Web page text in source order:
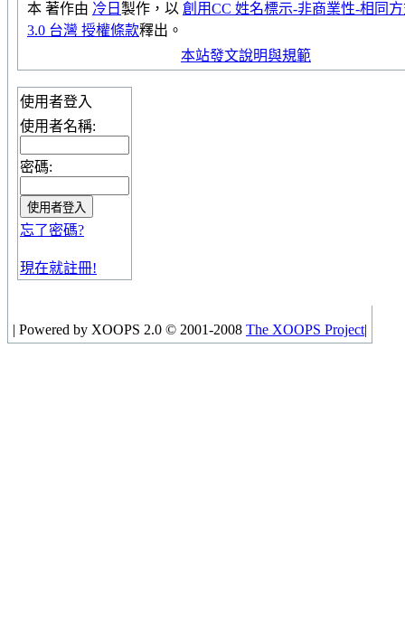
本 著作由 冷日 製作，以 創用CC 姓名標示-非商業性-相同
3.0 台灣 授權條款釋出。
本站發文說明與規範
使用者登入
使用者名稱:
密碼:
忘了密碼?
現在就註冊!
| Powered by XOOPS 2.0 © 2001-2008 The XOOPS Project|